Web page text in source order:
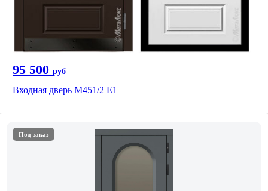
95 500 руб
Входная дверь М451/2 Е1
Под заказ